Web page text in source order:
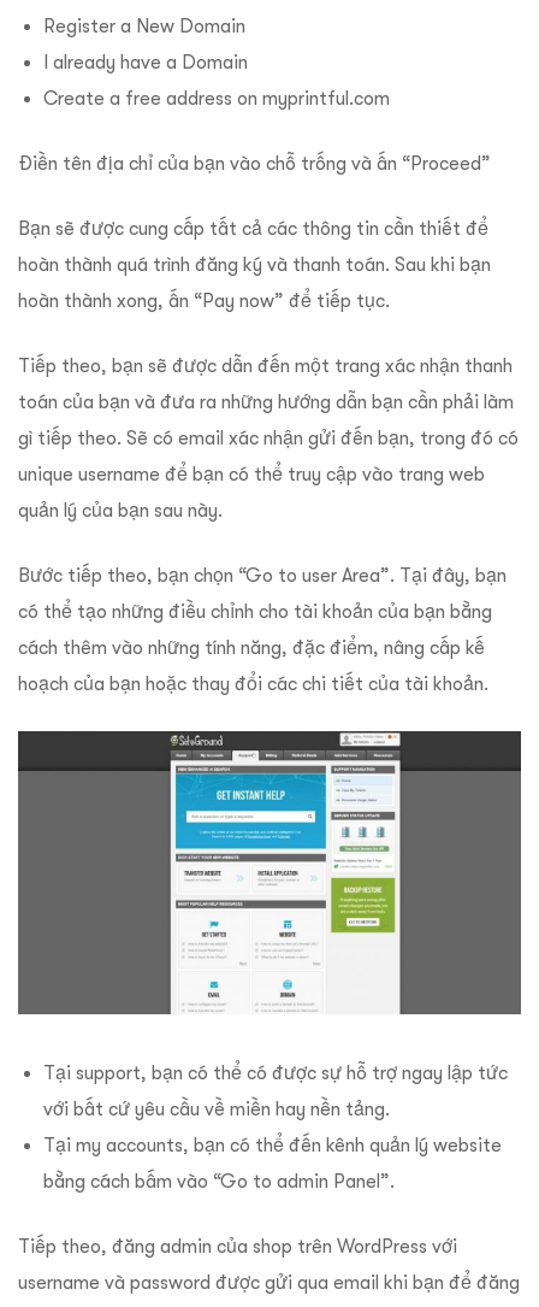
Register a New Domain
I already have a Domain
Create a free address on myprintful.com
Điền tên địa chỉ của bạn vào chỗ trống và ấn “Proceed”
Bạn sẽ được cung cấp tất cả các thông tin cần thiết để
hoàn thành quá trình đăng ký và thanh toán. Sau khi bạn
hoàn thành xong, ấn “Pay now” để tiếp tục.
Tiếp theo, bạn sẽ được dẫn đến một trang xác nhận thanh
toán của bạn và đưa ra những hướng dẫn bạn cần phải làm
gì tiếp theo. Sẽ có email xác nhận gửi đến bạn, trong đó có
unique username để bạn có thể truy cập vào trang web
quản lý của bạn sau này.
Bước tiếp theo, bạn chọn “Go to user Area”. Tại đây, bạn
có thể tạo những điều chỉnh cho tài khoản của bạn bằng
cách thêm vào những tính năng, đặc điểm, nâng cấp kế
hoạch của bạn hoặc thay đổi các chi tiết của tài khoản.
Tại support, bạn có thể có được sự hỗ trợ ngay lập tức
với bất cứ yêu cầu về miền hay nền tảng.
Tại my accounts, bạn có thể đến kênh quản lý website
bằng cách bấm vào “Go to admin Panel”.
Tiếp theo, đăng admin của shop trên WordPress với
username và password được gửi qua email khi bạn để đăng